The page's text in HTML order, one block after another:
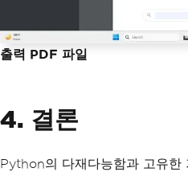
출력 PDF 파일
4. 결론
Python의 다재다능함과 고유한